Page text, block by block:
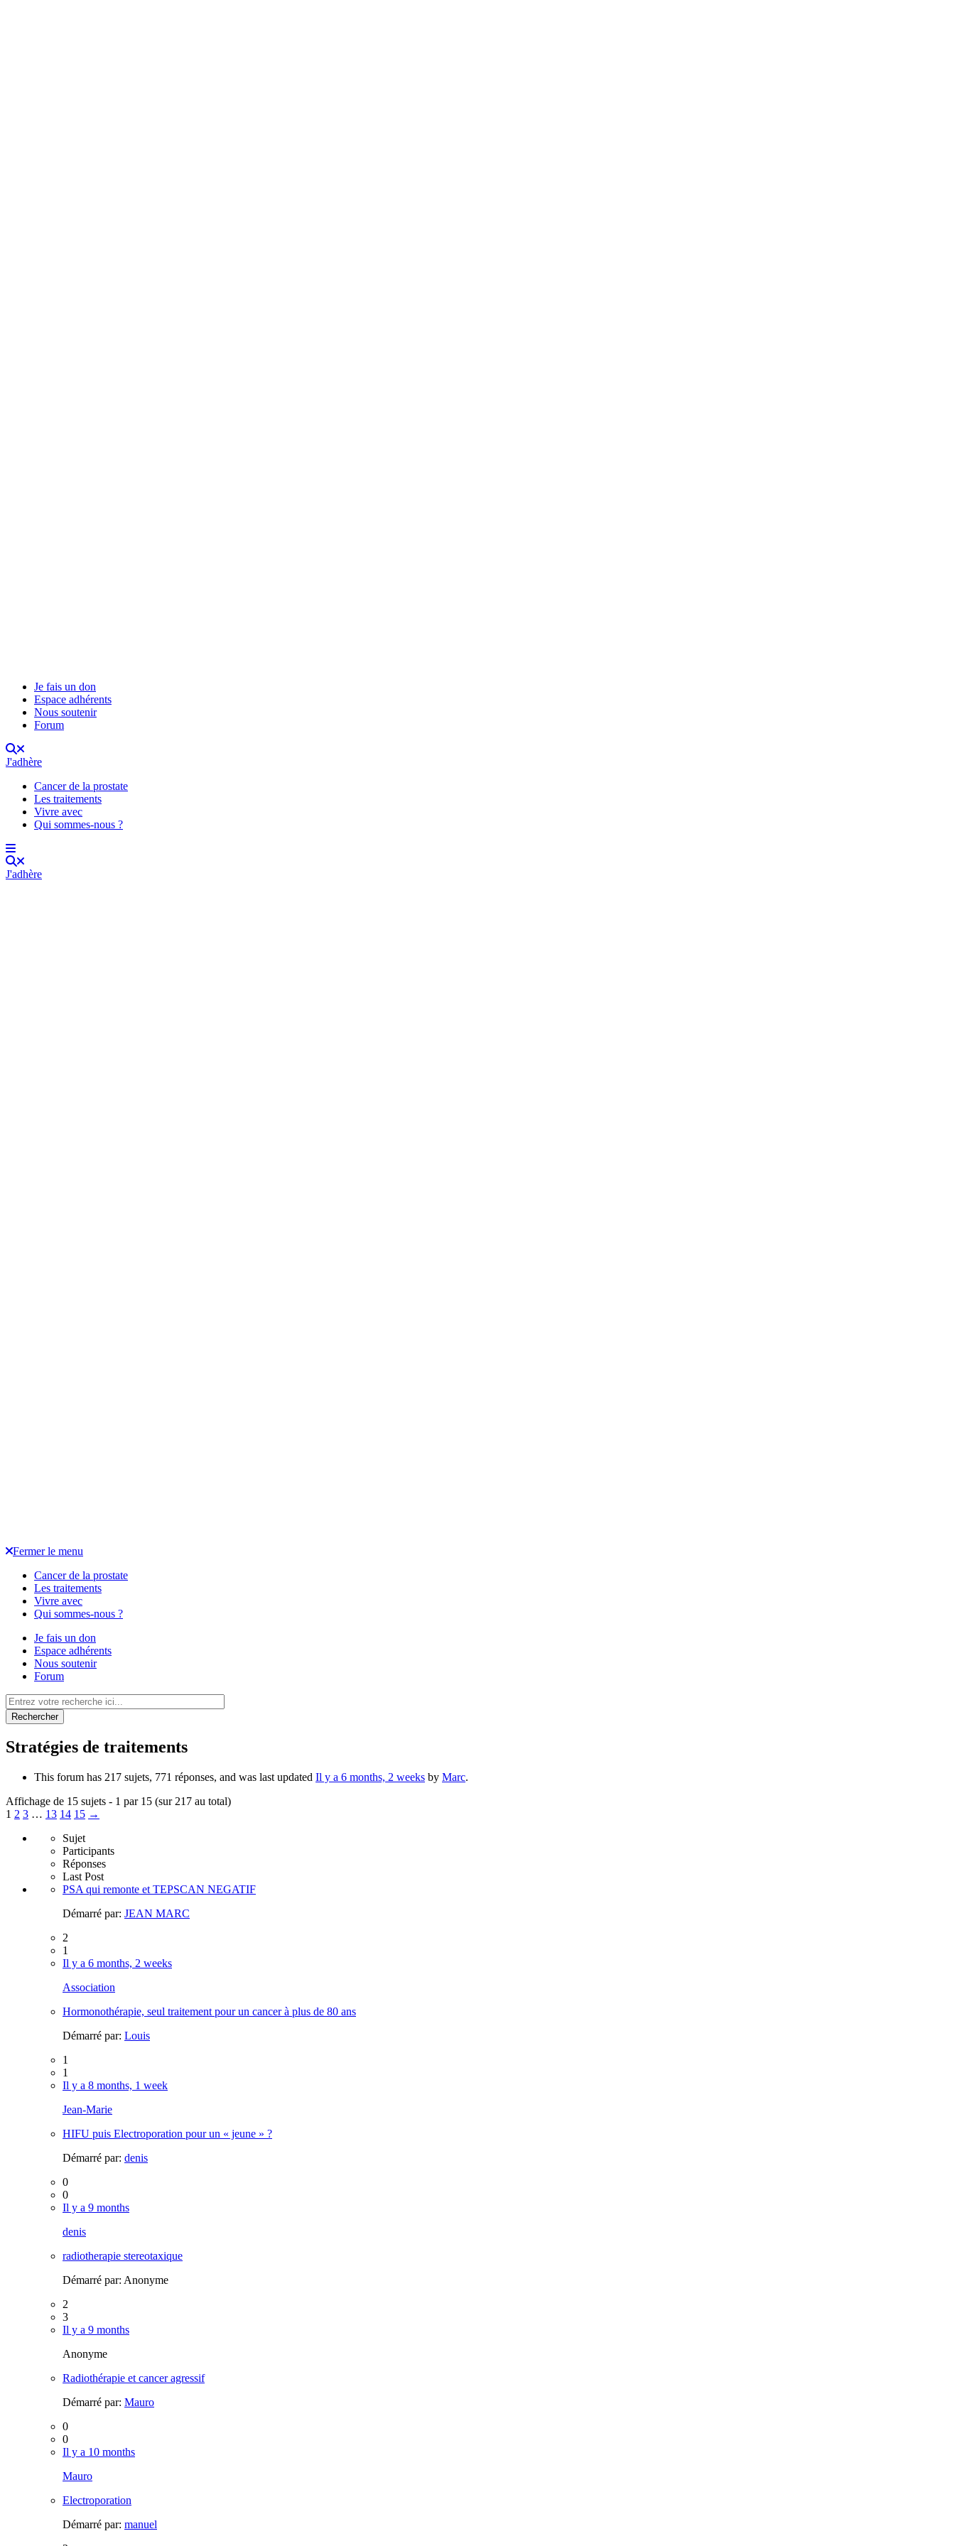
Je fais un don
Espace adhérents
Nous soutenir
Forum
J'adhère
Cancer de la prostate
Les traitements
Vivre avec
Qui sommes-nous ?
J'adhère
Fermer le menu
Cancer de la prostate
Les traitements
Vivre avec
Qui sommes-nous ?
Je fais un don
Espace adhérents
Nous soutenir
Forum
Rechercher
Stratégies de traitements
This forum has 217 sujets, 771 réponses, and was last updated Il y a 6 months, 2 weeks by Marc.
Affichage de 15 sujets - 1 par 15 (sur 217 au total)
1 2 3 … 13 14 15 →
Sujet
Participants
Réponses
Last Post
PSA qui remonte et TEPSCAN NEGATIF
Démarré par: JEAN MARC
2
1
Il y a 6 months, 2 weeks
Association
Hormonothérapie, seul traitement pour un cancer à plus de 80 ans
Démarré par: Louis
1
1
Il y a 8 months, 1 week
Jean-Marie
HIFU puis Electroporation pour un « jeune » ?
Démarré par: denis
0
0
Il y a 9 months
denis
radiotherapie stereotaxique
Démarré par: Anonyme
2
3
Il y a 9 months
Anonyme
Radiothérapie et cancer agressif
Démarré par: Mauro
0
0
Il y a 10 months
Mauro
Electroporation
Démarré par: manuel